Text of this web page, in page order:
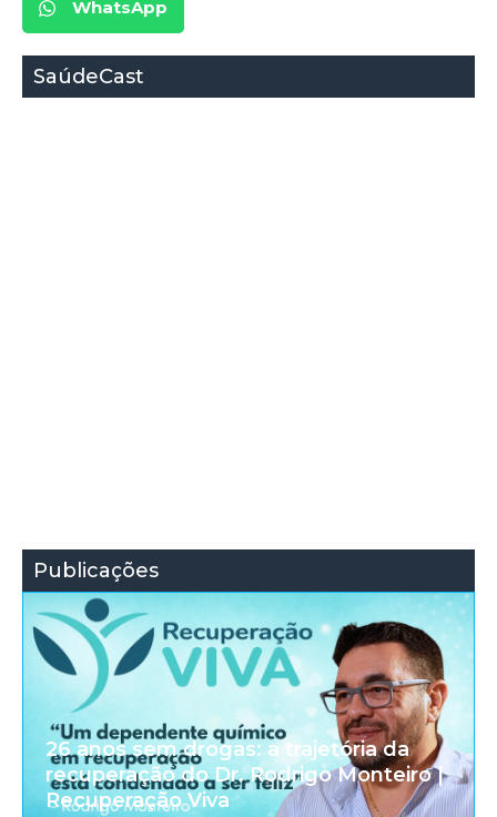
WhatsApp
SaúdeCast
Publicações
26 anos sem drogas: a trajetória da
recuperação do Dr. Rodrigo Monteiro |
Recuperação Viva